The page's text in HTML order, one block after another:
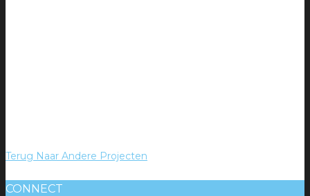
Terug Naar Andere Projecten
CONNECT